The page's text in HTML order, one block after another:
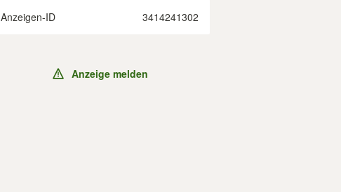
Anzeigen-ID 3414241302
Anzeige melden